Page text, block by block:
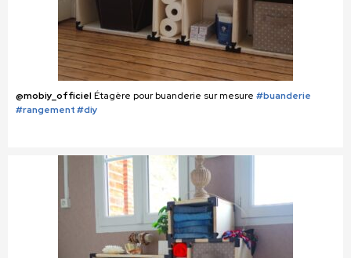
@mobiy_officielÉtagère pour buanderie sur mesure #buanderie
#rangement #diy